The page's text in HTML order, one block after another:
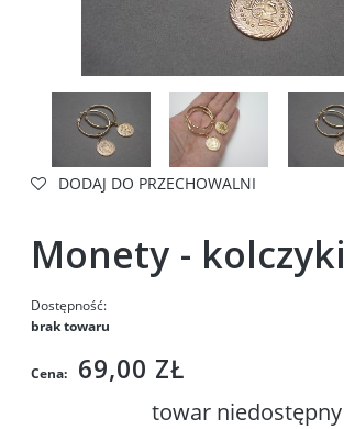
DODAJ DO PRZECHOWALNI
Monety - kolczyki
Dostępność:
brak towaru
Cena: 69,00 ZŁ
towar niedostępny